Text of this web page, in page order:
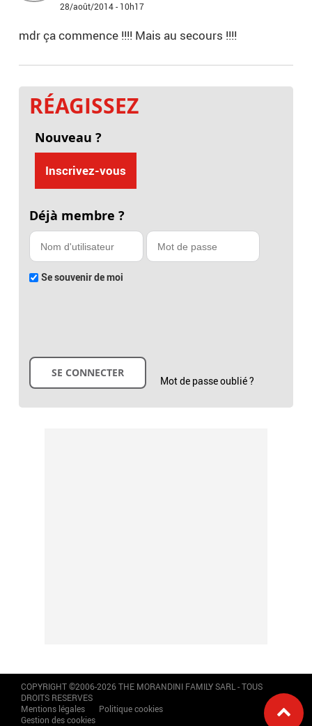
28/août/2014 - 10h17
mdr ça commence !!!! Mais au secours !!!!
RÉAGISSEZ
Nouveau ?
Inscrivez-vous
Déjà membre ?
Se souvenir de moi
Mot de passe oublié ?
COPYRIGHT ©2006-2026 THE MORANDINI FAMILY SARL - TOUS
DROITS RESERVES
Mentions légales
Politique cookies
Gestion des cookies